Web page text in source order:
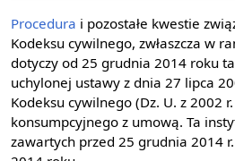
Procedura i pozostałe kwestie
Kodeksu cywilnego, zwłaszcza w
dotyczy od 25 grudnia 2014 roku
uchylonej ustawy z dnia 27 lipca
Kodeksu cywilnego (Dz. U. z 2002
konsumpcyjnego z umową. Ta
zawartych przed 25 grudnia 2014